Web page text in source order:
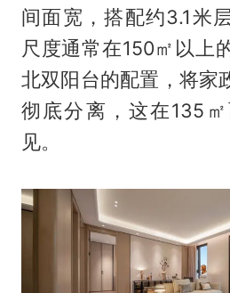
间面宽，搭配约3.1
尺度通常在150㎡以上
北双阳台的配置，将家
彻底分离，这在135
见。